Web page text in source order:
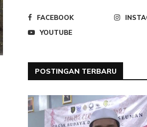
FACEBOOK
YOUTUBE
POSTINGAN TERBARU